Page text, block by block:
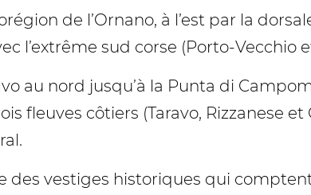
de l’Ornano, à l’est par la
l’extrême sud corse (Porto-Vecchio
au nord jusqu’à la Punta di
fleuves côtiers (Taravo, Rizzanese
des vestiges historiques qui